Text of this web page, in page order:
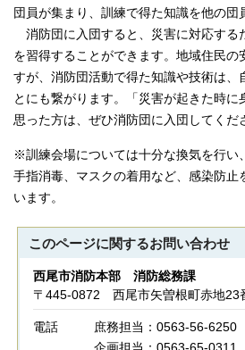
団員が集まり、訓練で得た知識を他の団
消防団に入団すると、災害に対応する
を習得することができます。地域住民の
すが、消防団活動で得た知識や技術は、
とにも繋がります。「災害が起きた時に
思った方は、ぜひ消防団に入団してくだ
※訓練会場については十分な換気を行い
手指消毒、マスクの着用など、感染防止
います。
このページに関するお問い合わせ
西尾市消防本部 消防総務課
〒445-0872 西尾市矢曽根町赤地23
電話
庶務担当：0563-56-6250